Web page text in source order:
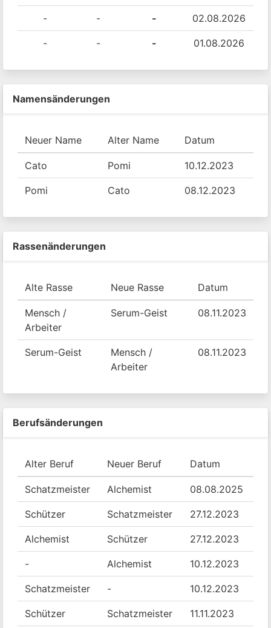
- - - 02.08.2026
- - - 01.08.2026
Namensänderungen
Neuer Name Alter Name Datum
Cato Pomi 10.12.2023
Pomi Cato 08.12.2023
Rassenänderungen
Alte Rasse Neue Rasse Datum
Mensch /
Arbeiter
Serum-Geist 08.11.2023
Serum-Geist
Mensch /
Arbeiter
08.11.2023
Berufsänderungen
Alter Beruf Neuer Beruf Datum
Schatzmeister Alchemist 08.08.2025
Schützer Schatzmeister 27.12.2023
Alchemist Schützer 27.12.2023
- Alchemist 10.12.2023
Schatzmeister - 10.12.2023
Schützer Schatzmeister 11.11.2023